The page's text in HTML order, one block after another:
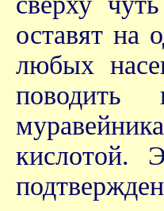
оставят на
любых
поводить
кислотой.